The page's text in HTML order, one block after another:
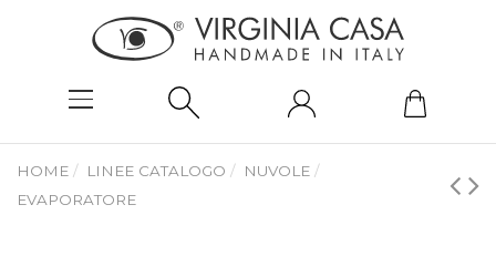
HOME LINEE CATALOGO
NUVOLE
EVAPORATORE